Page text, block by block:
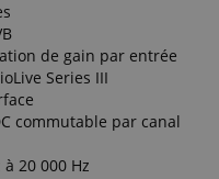
de gain par entrée
Series III
commutable par canal
20 000 Hz